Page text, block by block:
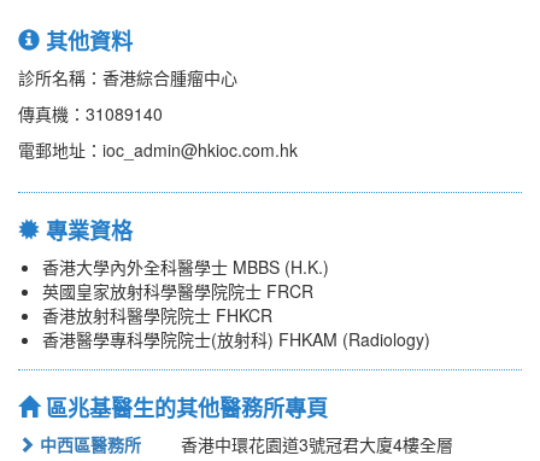
其他資料
診所名稱：香港綜合腫瘤中心
傳真機：31089140
電郵地址：ioc_admin@hkioc.com.hk
專業資格
香港大學內外全科醫學士 MBBS (H.K.)
英國皇家放射科學醫學院院士 FRCR
香港放射科醫學院院士 FHKCR
香港醫學專科學院院士(放射科) FHKAM (Radiology)
區兆基醫生的其他醫務所專頁
中西區醫務所
香港中環花園道3號冠君大廈4樓全層